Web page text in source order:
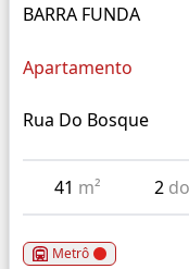
BARRA FUNDA
Apartamento
Rua Do Bosque
41 m² 2
Metrô